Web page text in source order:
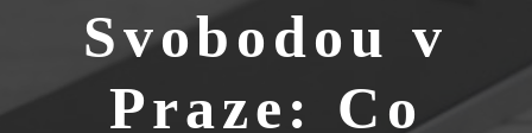
Svobodou v
Praze: Co